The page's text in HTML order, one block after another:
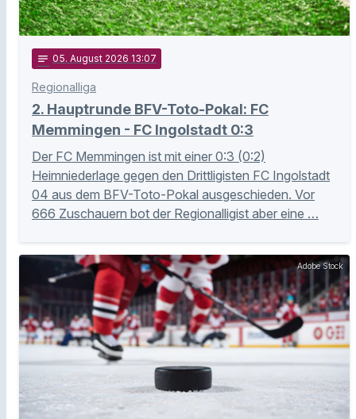
notes 05. August 2026 13:07
Regionalliga
2. Hauptrunde BFV-Toto-Pokal: FC
Memmingen - FC Ingolstadt 0:3
Der FC Memmingen ist mit einer 0:3 (0:2)
Heimniederlage gegen den Drittligisten FC Ingolstadt
04 aus dem BFV-Toto-Pokal ausgeschieden. Vor
666 Zuschauern bot der Regionalligist aber eine …
Adobe Stock